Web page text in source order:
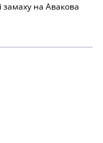
замаху на Авакова